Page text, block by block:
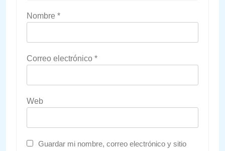
Nombre *
Correo electrónico *
Web
Guardar mi nombre, correo electrónico y sitio